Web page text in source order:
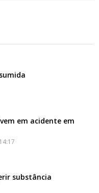
em acidente em
substância